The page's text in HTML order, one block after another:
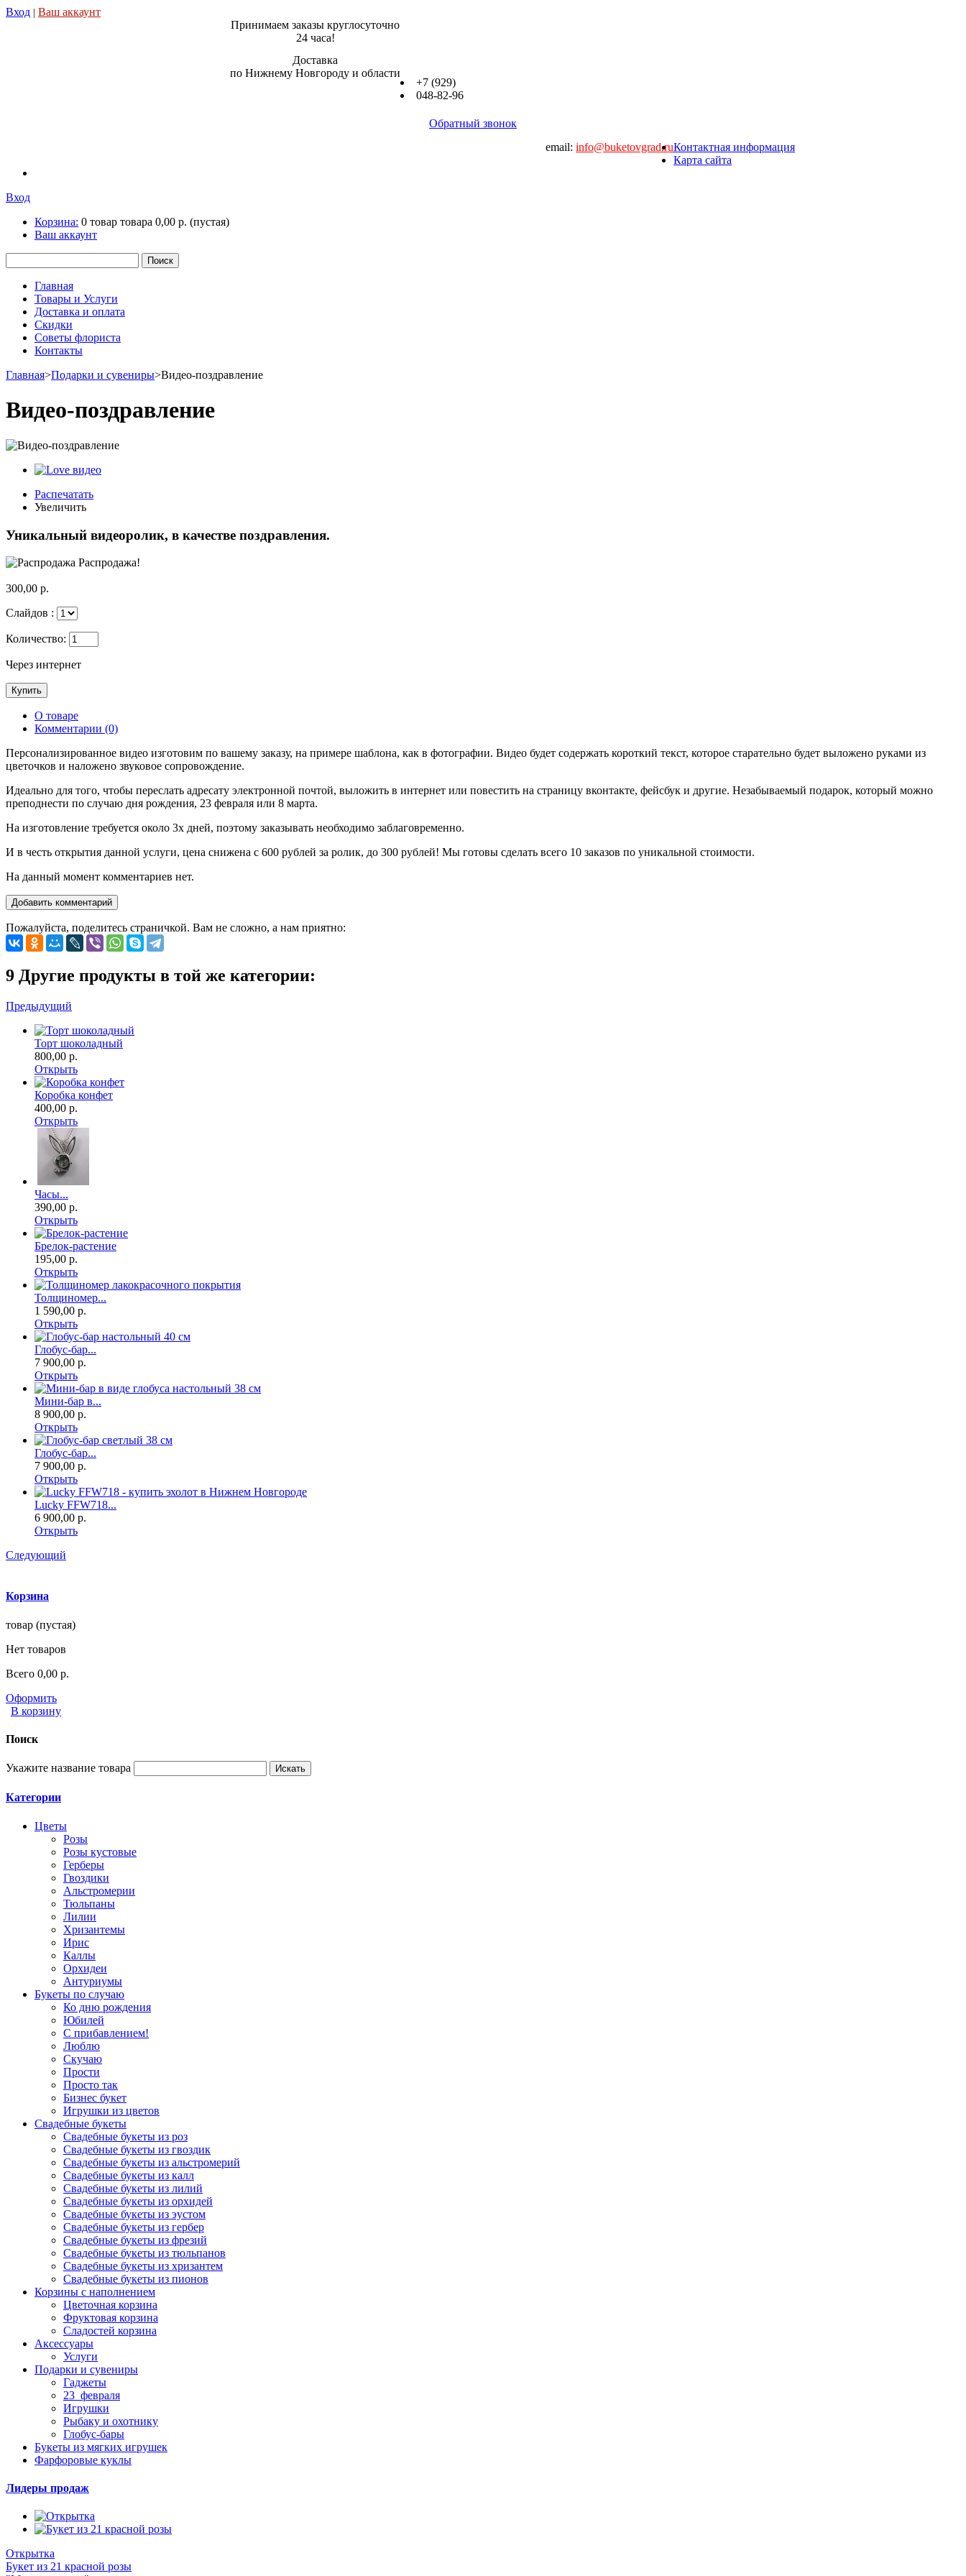
Вход
Ваш аккаунт
Принимаем заказы круглосуточно
24 часа!
Доставка
по Нижнему Новгороду и области
+7 (929)
048-82-96
Обратный звонок
email: info@buketovgrad.ruКонтактная информация
Карта сайта
Вход
Корзина: 0 товар товара 0,00 р. (пустая)
Ваш аккаунт
Главная
Товары и Услуги
Доставка и оплата
Скидки
Советы флориста
Контакты
Главная>Подарки и сувениры>Видео-поздравление
Видео-поздравление
Распечатать
Увеличить
Уникальный видеоролик, в качестве поздравления.
Распродажа!
300,00 р.
Слайдов :
Количество:
Через интернет
О товаре
Комментарии (0)
Персонализированное видео изготовим по вашему заказу, на примере шаблона, как в фотографии. Видео будет содержать короткий текст, которое старательно будет выложено руками из
цветочков и наложено звуковое сопровождение.
Идеально для того, чтобы переслать адресату электронной почтой, выложить в интернет или повестить на страницу вконтакте, фейсбук и другие. Незабываемый подарок, который можно
преподнести по случаю дня рождения, 23 февраля или 8 марта.
На изготовление требуется около 3х дней, поэтому заказывать необходимо заблаговременно.
И в честь открытия данной услуги, цена снижена с 600 рублей за ролик, до 300 рублей! Мы готовы сделать всего 10 заказов по уникальной стоимости.
На данный момент комментариев нет.
Пожалуйста, поделитесь страничкой. Вам не сложно, а нам приятно:
9 Другие продукты в той же категории:
Предыдущий
Торт шоколадный
800,00 р.
Открыть
Коробка конфет
400,00 р.
Открыть
Часы...
390,00 р.
Открыть
Брелок-растение
195,00 р.
Открыть
Толщиномер...
1 590,00 р.
Открыть
Глобус-бар...
7 900,00 р.
Открыть
Мини-бар в...
8 900,00 р.
Открыть
Глобус-бар...
7 900,00 р.
Открыть
Lucky FFW718...
6 900,00 р.
Открыть
Следующий
Корзина
товар (пустая)
Нет товаров
Всего 0,00 р.
Оформить
В корзину
Поиск
Укажите название товара
Категории
Цветы
Розы
Розы кустовые
Герберы
Гвоздики
Альстромерии
Тюльпаны
Лилии
Хризантемы
Ирис
Каллы
Орхидеи
Антуриумы
Букеты по случаю
Ко дню рождения
Юбилей
С прибавлением!
Люблю
Скучаю
Прости
Просто так
Бизнес букет
Игрушки из цветов
Свадебные букеты
Свадебные букеты из роз
Свадебные букеты из гвоздик
Свадебные букеты из альстромерий
Свадебные букеты из калл
Свадебные букеты из лилий
Свадебные букеты из орхидей
Свадебные букеты из эустом
Свадебные букеты из гербер
Свадебные букеты из фрезий
Свадебные букеты из тюльпанов
Свадебные букеты из хризантем
Свадебные букеты из пионов
Корзины с наполнением
Цветочная корзина
Фруктовая корзина
Сладостей корзина
Аксессуары
Услуги
Подарки и сувениры
Гаджеты
23_февраля
Игрушки
Рыбаку и охотнику
Глобус-бары
Букеты из мягких игрушек
Фарфоровые куклы
Лидеры продаж
Открытка
Букет из 21 красной розы